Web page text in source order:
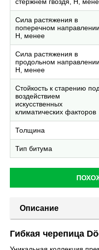
Сила растяжения в
поперечном направлении,
H, менее
Сила растяжения в
продольном направлении,
H, менее
Стойкость к старению под
воздействием
искусственных
климатических факторов
Толщина
Тип битума
Описание
Гибкая черепица